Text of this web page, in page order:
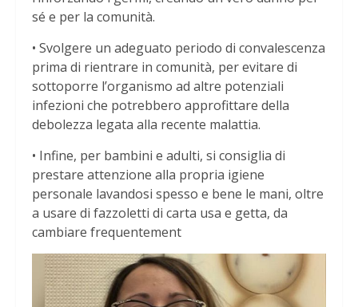
sé e per la comunità.
• Svolgere un adeguato periodo di convalescenza
prima di rientrare in comunità, per evitare di
sottoporre l’organismo ad altre potenziali
infezioni che potrebbero approfittare della
debolezza legata alla recente malattia.
• Infine, per bambini e adulti, si consiglia di
prestare attenzione alla propria igiene
personale lavandosi spesso e bene le mani, oltre
a usare di fazzoletti di carta usa e getta, da
cambiare frequentement